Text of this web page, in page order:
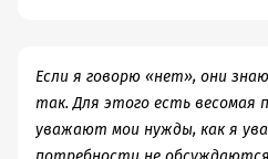
мать не думала так много о
детстве, никогда не
так явно.
***
Если я говорю «нет», они
так. Для этого есть весомая
уважают мои нужды, как я